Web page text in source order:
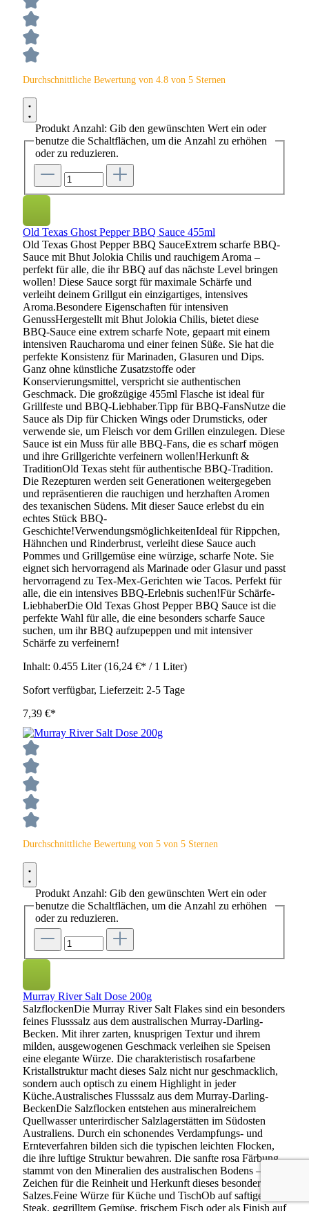
Durchschnittliche Bewertung von 4.8 von 5 Sternen
Produkt Anzahl: Gib den gewünschten Wert ein oder
benutze die Schaltflächen, um die Anzahl zu erhöhen
oder zu reduzieren.
Old Texas Ghost Pepper BBQ Sauce 455ml
Old Texas Ghost Pepper BBQ SauceExtrem scharfe BBQ-
Sauce mit Bhut Jolokia Chilis und rauchigem Aroma –
perfekt für alle, die ihr BBQ auf das nächste Level bringen
wollen! Diese Sauce sorgt für maximale Schärfe und
verleiht deinem Grillgut ein einzigartiges, intensives
Aroma.Besondere Eigenschaften für intensiven
GenussHergestellt mit Bhut Jolokia Chilis, bietet diese
BBQ-Sauce eine extrem scharfe Note, gepaart mit einem
intensiven Raucharoma und einer feinen Süße. Sie hat die
perfekte Konsistenz für Marinaden, Glasuren und Dips.
Ganz ohne künstliche Zusatzstoffe oder
Konservierungsmittel, verspricht sie authentischen
Geschmack. Die großzügige 455ml Flasche ist ideal für
Grillfeste und BBQ-Liebhaber.Tipp für BBQ-FansNutze die
Sauce als Dip für Chicken Wings oder Drumsticks, oder
verwende sie, um Fleisch vor dem Grillen einzulegen. Diese
Sauce ist ein Muss für alle BBQ-Fans, die es scharf mögen
und ihre Grillgerichte verfeinern wollen!Herkunft &
TraditionOld Texas steht für authentische BBQ-Tradition.
Die Rezepturen werden seit Generationen weitergegeben
und repräsentieren die rauchigen und herzhaften Aromen
des texanischen Südens. Mit dieser Sauce erlebst du ein
echtes Stück BBQ-
Geschichte!VerwendungsmöglichkeitenIdeal für Rippchen,
Hähnchen und Rinderbrust, verleiht diese Sauce auch
Pommes und Grillgemüse eine würzige, scharfe Note. Sie
eignet sich hervorragend als Marinade oder Glasur und passt
hervorragend zu Tex-Mex-Gerichten wie Tacos. Perfekt für
alle, die ein intensives BBQ-Erlebnis suchen!Für Schärfe-
LiebhaberDie Old Texas Ghost Pepper BBQ Sauce ist die
perfekte Wahl für alle, die eine besonders scharfe Sauce
suchen, um ihr BBQ aufzupeppen und mit intensiver
Schärfe zu verfeinern!
Inhalt: 0.455 Liter(16,24 €* / 1 Liter)
Sofort verfügbar, Lieferzeit: 2-5 Tage
7,39 €*
Durchschnittliche Bewertung von 5 von 5 Sternen
Produkt Anzahl: Gib den gewünschten Wert ein oder
benutze die Schaltflächen, um die Anzahl zu erhöhen
oder zu reduzieren.
Murray River Salt Dose 200g
SalzflockenDie Murray River Salt Flakes sind ein besonders
feines Flusssalz aus dem australischen Murray-Darling-
Becken. Mit ihrer zarten, knusprigen Textur und ihrem
milden, ausgewogenen Geschmack verleihen sie Speisen
eine elegante Würze. Die charakteristisch rosafarbene
Kristallstruktur macht dieses Salz nicht nur geschmacklich,
sondern auch optisch zu einem Highlight in jeder
Küche.Australisches Flusssalz aus dem Murray-Darling-
BeckenDie Salzflocken entstehen aus mineralreichem
Quellwasser unterirdischer Salzlagerstätten im Südosten
Australiens. Durch ein schonendes Verdampfungs- und
Ernteverfahren bilden sich die typischen leichten Flocken,
die ihre luftige Struktur bewahren. Die sanfte rosa Färbung
stammt von den Mineralien des australischen Bodens – ein
Zeichen für die Reinheit und Herkunft dieses besonderen
Salzes.Feine Würze für Küche und TischOb auf saftigem
Steak, gegrilltem Gemüse, frischem Fisch oder als Finish auf